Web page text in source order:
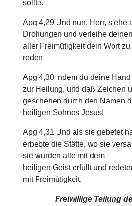
sollte.
Apg 4,29 Und nun, Herr, siehe
Drohungen und verleihe
aller Freimütigkeit dein Wort zu
reden
Apg 4,30 indem du deine
zur Heilung, und daß Zeichen
geschehen durch den Namen
heiligen Sohnes Jesus!
Apg 4,31 Und als sie gebetet
erbebte die Stätte, wo sie
sie wurden alle mit dem
heiligen Geist erfüllt und
mit Freimütigkeit.
Freiwillige Teilung